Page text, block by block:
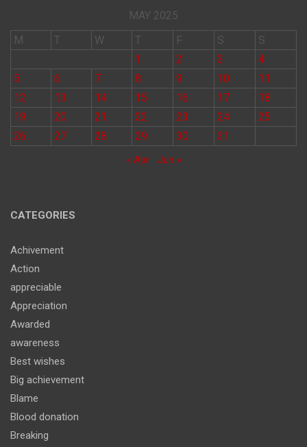
MAY 2025
M
T W T F S
S
1
2 3
4
5
6 7 8 9 10
11
12
13 14 15 16 17
18
19
20 21 22 23 24
25
26
27 28 29 30 31
« Apr Jun »
CATEGORIES
Achivement
Action
appreciable
Appreciation
Awarded
awareness
Best wishes
Big achievement
Blame
Blood donation
Breaking